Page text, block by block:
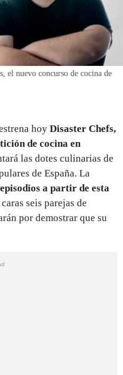
el nuevo concurso de cocina de
hoy Disaster Chefs,
de cocina en
las dotes culinarias de
de España. La
a partir de esta
seis parejas de
por demostrar que su